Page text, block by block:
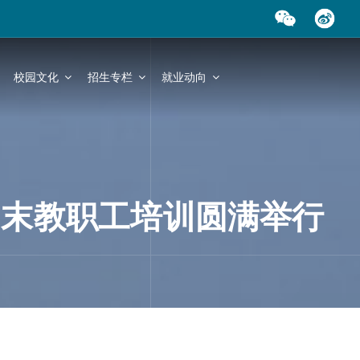
校园文化 招生专栏 就业动向
教职工培训圆满举行